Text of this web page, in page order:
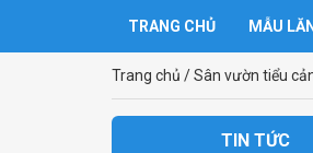
TRANG CHỦ MẪU
Trang chủ /Sân vườn tiểu
TIN TỨC